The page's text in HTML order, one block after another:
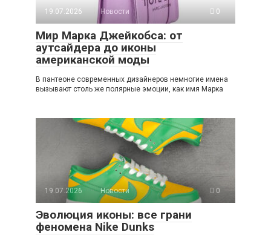
19.07.2026 Новости 0
Мир Марка Джейкобса: от
аутсайдера до иконы
американской моды
В пантеоне современных дизайнеров немногие имена
вызывают столь же полярные эмоции, как имя Марка
19.07.2026 Новости 0
Эволюция иконы: все грани
феномена Nike Dunks